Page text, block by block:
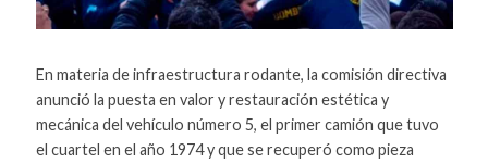
En materia de infraestructura rodante, la comisión directiva
anunció la puesta en valor y restauración estética y
mecánica del vehículo número 5, el primer camión que tuvo
el cuartel en el año 1974 y que se recuperó como pieza